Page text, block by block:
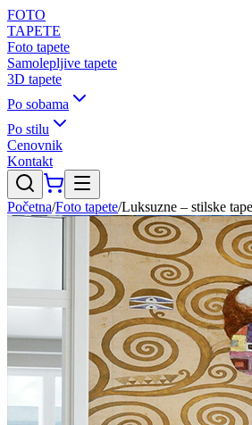
FOTO
TAPETE
Foto tapete
Samolepljive tapete
3D tapete
Po sobama
Po stilu
Cenovnik
Kontakt
Početna/Foto tapete/Luksuzne – stilske